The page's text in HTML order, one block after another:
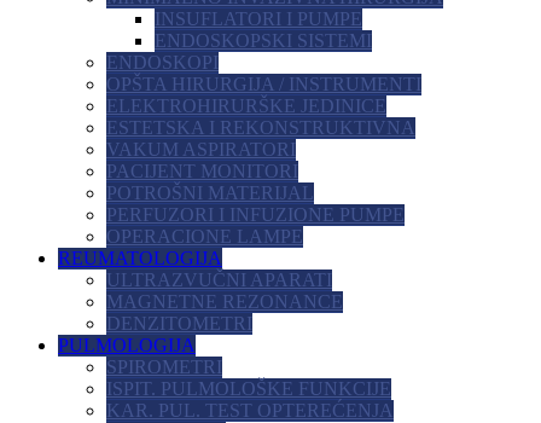
INSUFLATORI I PUMPE
ENDOSKOPSKI SISTEMI
ENDOSKOPI
OPŠTA HIRURGIJA / INSTRUMENTI
ELEKTROHIRURŠKE JEDINICE
ESTETSKA I REKONSTRUKTIVNA
VAKUM ASPIRATORI
PACIJENT MONITORI
POTROŠNI MATERIJAL
PERFUZORI I INFUZIONE PUMPE
OPERACIONE LAMPE
REUMATOLOGIJA
ULTRAZVUČNI APARATI
MAGNETNE REZONANCE
DENZITOMETRI
PULMOLOGIJA
SPIROMETRI
ISPIT. PULMOLOŠKE FUNKCIJE
KAR. PUL. TEST OPTEREĆENJA